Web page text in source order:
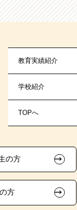
教育実績紹介
学校紹介
TOPへ
の方
方